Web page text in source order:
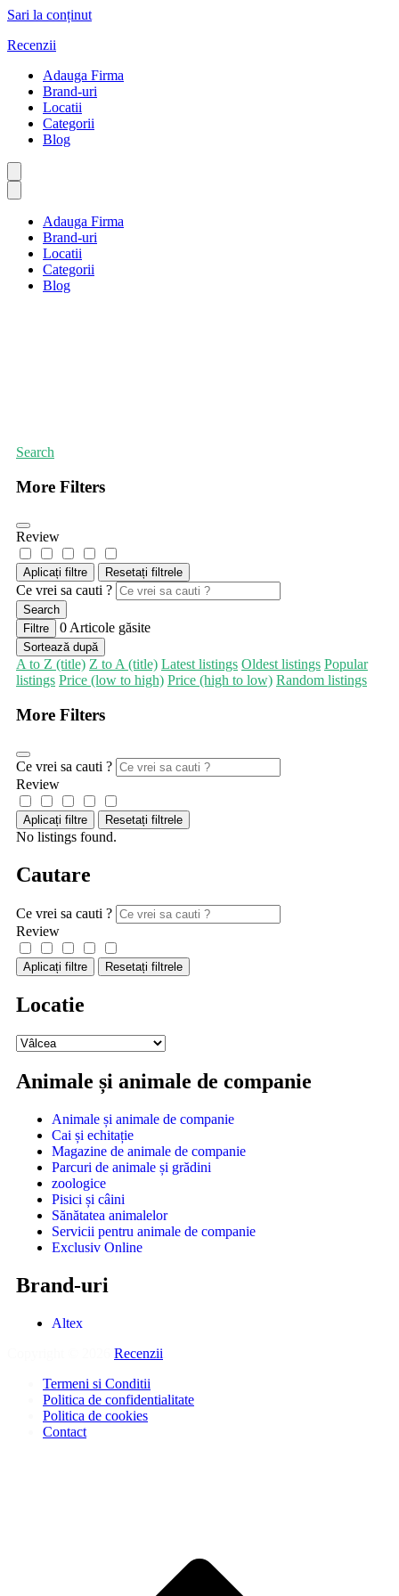
Sari la conținut
Recenzii
Adauga Firma
Brand-uri
Locatii
Categorii
Blog
Adauga Firma
Brand-uri
Locatii
Categorii
Blog
Search
More Filters
Review
Aplicați filtre Resetați filtrele
Ce vrei sa cauti ?
Search
Filtre
0 Articole găsite
Sortează după
A to Z (title) Z to A (title) Latest listings Oldest listings Popular
listings Price (low to high) Price (high to low) Random listings
More Filters
Ce vrei sa cauti ?
Review
Aplicați filtre Resetați filtrele
No listings found.
Cautare
Ce vrei sa cauti ?
Review
Aplicați filtre Resetați filtrele
Locatie
Animale și animale de companie
Animale și animale de companie
Cai și echitație
Magazine de animale de companie
Parcuri de animale și grădini
zoologice
Pisici și câini
Sănătatea animalelor
Servicii pentru animale de companie
Exclusiv Online
Brand-uri
Altex
Recenzii
Termeni si Conditii
Politica de confidentialitate
Politica de cookies
Contact